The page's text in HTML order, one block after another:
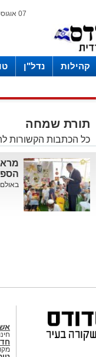
07 אוגוסט 2026 / 22:18
קהילות נדל"ן
תורת שמחה
כל הכתבות הקשורות